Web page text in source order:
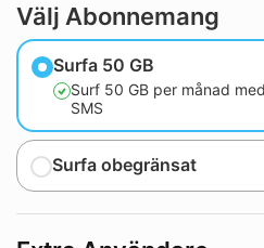
Välj Abonnemang
Surfa 50 GB
Surf 50 GB per månad
SMS
Surfa obegränsat